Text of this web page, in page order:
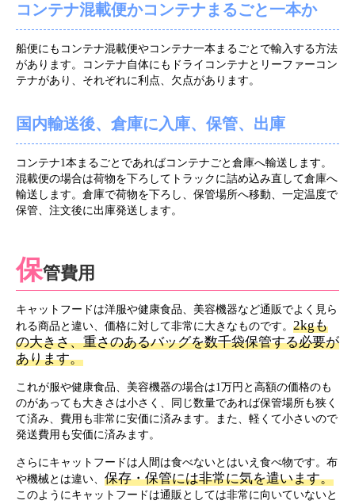
コンテナ混載便かコンテナまるごと一本か
船便にもコンテナ混載便やコンテナ一本まるごとで輸入する方法
があります。コンテナ自体にもドライコンテナとリーファーコン
テナがあり、それぞれに利点、欠点があります。
国内輸送後、倉庫に入庫、保管、出庫
コンテナ1本まるごとであればコンテナごと倉庫へ輸送します。
混載便の場合は荷物を下ろしてトラックに詰め込み直して倉庫へ
輸送します。倉庫で荷物を下ろし、保管場所へ移動、一定温度で
保管、注文後に出庫発送します。
保管費用
キャットフードは洋服や健康食品、美容機器など通販でよく見ら
れる商品と違い、価格に対して非常に大きなものです。 2kgも
の大きさ、重さのあるバッグを数千袋保管する必要が
あります。
これが服や健康食品、美容機器の場合は1万円と高額の価格のも
のがあっても大きさは小さく、同じ数量であれば保管場所も狭く
て済み、費用も非常に安価に済みます。また、軽くて小さいので
発送費用も安価に済みます。
さらにキャットフードは人間は食べないとはいえ食べ物です。布
や機械とは違い、 保存・保管には非常に気を遣います。
このようにキャットフードは通販としては非常に向いていないと